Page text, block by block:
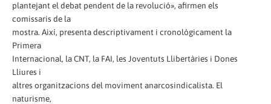
plantejant el debat pendent de la revolució», afirmen els
comissaris de la
mostra. Així, presenta descriptivament i cronològicament la
Primera
Internacional, la CNT, la FAI, les Joventuts Llibertàries i Dones
Lliures i
altres organitzacions del moviment anarcosindicalista. El
naturisme,